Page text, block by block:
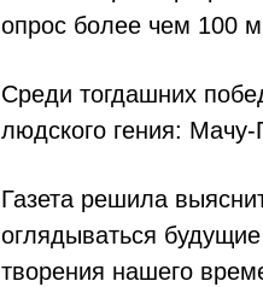
опрос более чем 100
Среди тогдашних
людского гения:
Газета решила
оглядываться
творения нашего